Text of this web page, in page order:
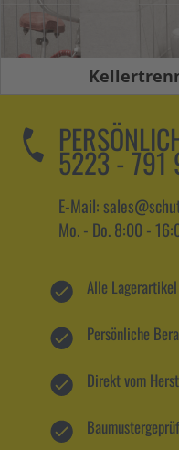
5223 - 791
E-Mail:
Mo. - Do. 8:00 -
Alle
Persönliche
Direkt vom